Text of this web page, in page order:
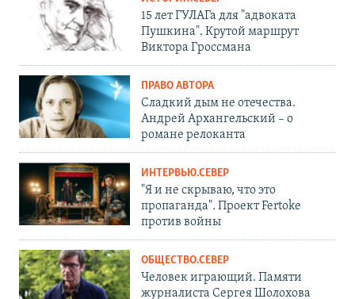
15 лет ГУЛАГа для "адвоката
Пушкина". Крутой маршрут
Виктора Гроссмана
ПРАВО АВТОРА
Сладкий дым не отечества.
Андрей Архангельский – о
романе релоканта
ИНТЕРВЬЮ.СЕВЕР
"Я и не скрываю, что это
пропаганда". Проект Fertoke
против войны
ОБЩЕСТВО.СЕВЕР
Человек играющий. Памяти
журналиста Сергея Шолохова